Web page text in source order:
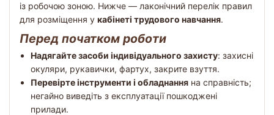
із робочою зоною. Нижче — лаконічний перелік правил
для розміщення у кабінеті трудового навчання.
Перед початком роботи
Надягайте засоби індивідуального захисту: захисні
окуляри, рукавички, фартух, закрите взуття.
Перевірте інструменти і обладнання на справність;
негайно виведіть з експлуатації пошкоджені
прилади.